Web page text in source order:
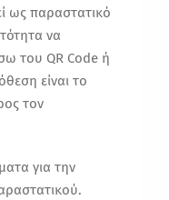
ως παραστατικό
να
του QR Code ή
είναι το
τον
για την